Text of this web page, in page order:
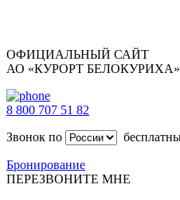
ОФИЦИАЛЬНЫЙ САЙТ
АО «КУРОРТ БЕЛОКУРИХА»
8 800 707 51 82
Звонок по
Бронирование
ПЕРЕЗВОНИТЕ МНЕ